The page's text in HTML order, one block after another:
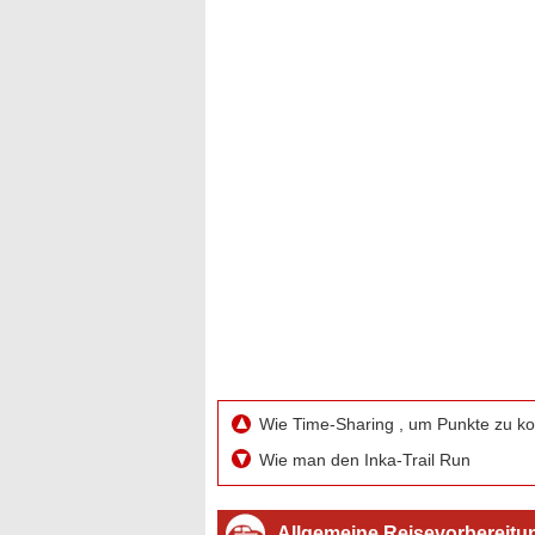
Wie Time-Sharing , um Punkte zu
Wie man den Inka-Trail Run